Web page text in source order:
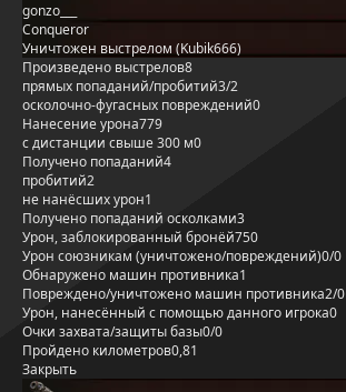
gonzo___
Conqueror
Уничтожен выстрелом (Kubik666)
Произведено выстрелов8
прямых попаданий/пробитий3/2
осколочно-фугасных повреждений0
Нанесение урона779
с дистанции свыше 300 м0
Получено попаданий4
пробитий2
не нанёсших урон1
Получено попаданий осколками3
Урон, заблокированный бронёй750
Урон союзникам (уничтожено/повреждений)0/0
Обнаружено машин противника1
Повреждено/уничтожено машин противника2/0
Урон, нанесённый с помощью данного игрока0
Очки захвата/защиты базы0/0
Пройдено километров0,81
Закрыть